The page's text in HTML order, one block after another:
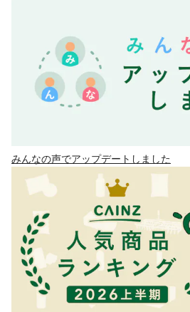
みんなの声でアップデートしました